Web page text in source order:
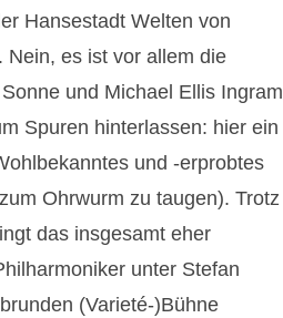
Hansestadt Welten von
Nein, es ist vor allem die
und Michael Ellis Ingram
Spuren hinterlassen: hier ein
und -erprobtes
Ohrwurm zu taugen). Trotz
das insgesamt eher
unter Stefan
(Varieté-)Bühne